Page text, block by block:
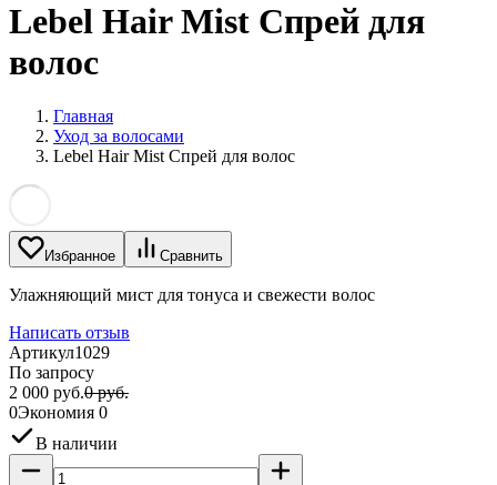
Lebel Hair Mist Спрей для
волос
Главная
Уход за волосами
Lebel Hair Mist Спрей для волос
Избранное Сравнить
Улажняющий мист для тонуса и свежести волос
Написать отзыв
Артикул1029
По запросу
2 000 руб.0 руб.
0Экономия 0
В наличии